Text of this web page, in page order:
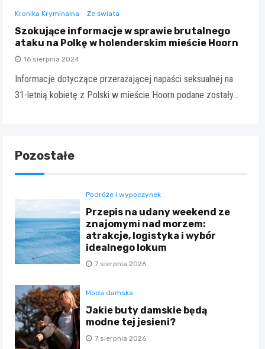
Kronika Kryminalna Ze świata
Szokujące informacje w sprawie brutalnego
ataku na Polkę w holenderskim mieście Hoorn
16 sierpnia 2024
Informacje dotyczące przerażającej napaści seksualnej na
31-letnią kobietę z Polski w mieście Hoorn podane zostały…
Pozostałe
Podróże i wypoczynek
Przepis na udany weekend ze
znajomymi nad morzem:
atrakcje, logistyka i wybór
idealnego lokum
7 sierpnia 2026
Moda damska
Jakie buty damskie będą
modne tej jesieni?
7 sierpnia 2026